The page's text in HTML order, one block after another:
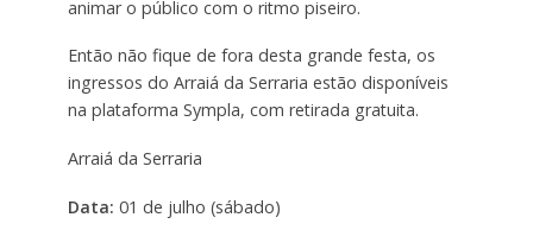
animar o público com o ritmo piseiro.
Então não fique de fora desta grande festa, os
ingressos do Arraiá da Serraria estão disponíveis
na plataforma Sympla, com retirada gratuita.
Arraiá da Serraria
Data: 01 de julho (sábado)